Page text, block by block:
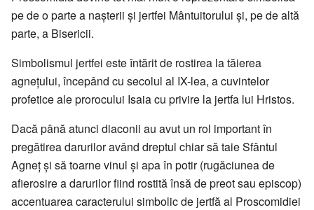
pe de o parte a naşterii şi jertfei Mântuitorului şi, pe de altă
parte, a Bisericii.
Simbolismul jertfei este întărit de rostirea la tăierea
agneţului, începând cu secolul al IX-lea, a cuvintelor
profetice ale prorocului Isaia cu privire la jertfa lui Hristos.
Dacă până atunci diaconii au avut un rol important în
pregătirea darurilor având dreptul chiar să taie Sfântul
Agneţ şi să toarne vinul şi apa în potir (rugăciunea de
afierosire a darurilor fiind rostită însă de preot sau episcop)
accentuarea caracterului simbolic de jertfă al Proscomidiei